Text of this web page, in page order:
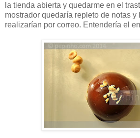
la tienda abierta y quedarme en el
mostrador quedaría repleto de notas y
realizarían por correo. Entendería el